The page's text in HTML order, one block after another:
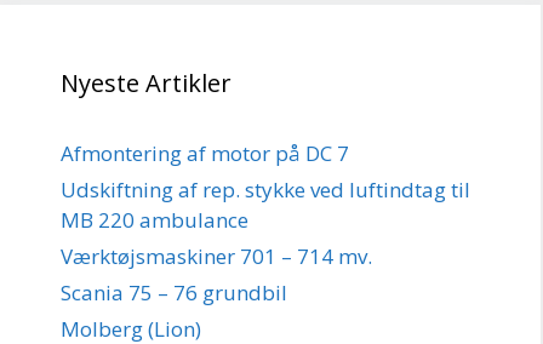
Nyeste Artikler
Afmontering af motor på DC 7
Udskiftning af rep. stykke ved luftindtag til
MB 220 ambulance
Værktøjsmaskiner 701 – 714 mv.
Scania 75 – 76 grundbil
Molberg (Lion)